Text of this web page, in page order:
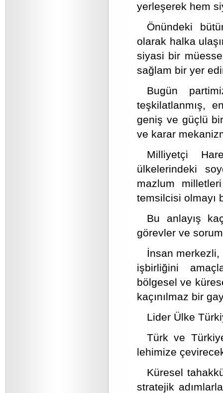
yerleşerek hem
Önündeki
olarak halka
siyasi bir
sağlam bir yer
Bugün
teşkilatlanmış,
geniş ve güçlü bir
ve karar
Milliyetçi
ülkelerindeki
mazlum
temsilcisi olmayı
Bu anlayış
görevler ve
İnsan merkezli,
işbirliğini
bölgesel ve
kaçınılmaz bir
Lider Ülke
Türk ve
lehimize
Küresel
stratejik